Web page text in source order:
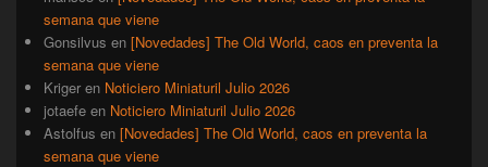
semana que viene
Gonsilvus en [Novedades] The Old World, caos en preventa la
semana que viene
Kriger en Noticiero Miniaturil Julio 2026
jotaefe en Noticiero Miniaturil Julio 2026
Astolfus en [Novedades] The Old World, caos en preventa la
semana que viene